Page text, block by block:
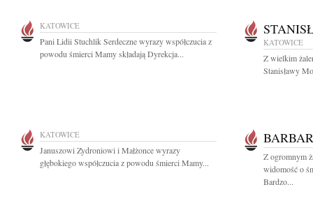
KATOWICE
Pani Lidii Stuchlik Serdeczne wyrazy współczucia z
powodu śmierci Mamy składają Dyrekcja...
KATOWICE
Z wielkim
Stanisławy
KATOWICE
Januszowi Zydroniowi i Małżonce wyrazy
głębokiego współczucia z powodu śmierci Mamy...
Z ogromnym
widomość o
Bardzo...